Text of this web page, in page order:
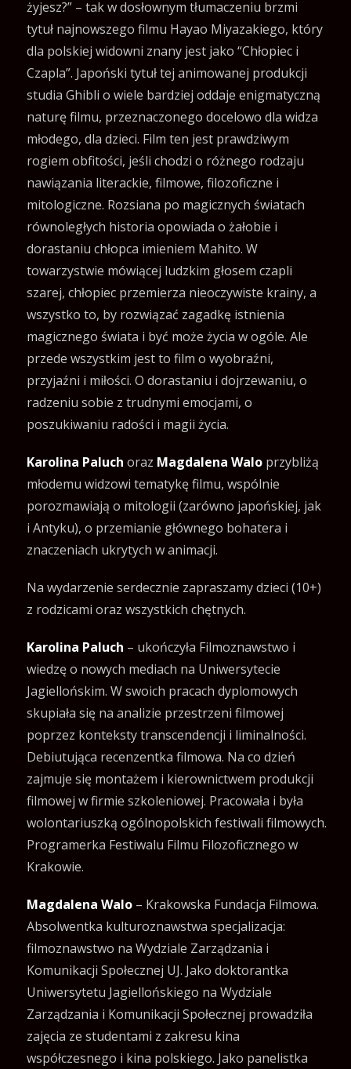
żyjesz?” – tak w dosłownym tłumaczeniu brzmi
tytuł najnowszego filmu Hayao Miyazakiego, który
dla polskiej widowni znany jest jako “Chłopiec i
Czapla”. Japoński tytuł tej animowanej produkcji
studia Ghibli o wiele bardziej oddaje enigmatyczną
naturę filmu, przeznaczonego docelowo dla widza
młodego, dla dzieci. Film ten jest prawdziwym
rogiem obfitości, jeśli chodzi o różnego rodzaju
nawiązania literackie, filmowe, filozoficzne i
mitologiczne. Rozsiana po magicznych światach
równoległych historia opowiada o żałobie i
dorastaniu chłopca imieniem Mahito. W
towarzystwie mówiącej ludzkim głosem czapli
szarej, chłopiec przemierza nieoczywiste krainy, a
wszystko to, by rozwiązać zagadkę istnienia
magicznego świata i być może życia w ogóle. Ale
przede wszystkim jest to film o wyobraźni,
przyjaźni i miłości. O dorastaniu i dojrzewaniu, o
radzeniu sobie z trudnymi emocjami, o
poszukiwaniu radości i magii życia.
Karolina Paluch oraz Magdalena Walo przybliżą
młodemu widzowi tematykę filmu, wspólnie
porozmawiają o mitologii (zarówno japońskiej, jak
i Antyku), o przemianie głównego bohatera i
znaczeniach ukrytych w animacji.
Na wydarzenie serdecznie zapraszamy dzieci (10+)
z rodzicami oraz wszystkich chętnych.
Karolina Paluch – ukończyła Filmoznawstwo i
wiedzę o nowych mediach na Uniwersytecie
Jagiellońskim. W swoich pracach dyplomowych
skupiała się na analizie przestrzeni filmowej
poprzez konteksty transcendencji i liminalności.
Debiutująca recenzentka filmowa. Na co dzień
zajmuje się montażem i kierownictwem produkcji
filmowej w firmie szkoleniowej. Pracowała i była
wolontariuszką ogólnopolskich festiwali filmowych.
Programerka Festiwalu Filmu Filozoficznego w
Krakowie.
Magdalena Walo – Krakowska Fundacja Filmowa.
Absolwentka kulturoznawstwa specjalizacja:
filmoznawstwo na Wydziale Zarządzania i
Komunikacji Społecznej UJ. Jako doktorantka
Uniwersytetu Jagiellońskiego na Wydziale
Zarządzania i Komunikacji Społecznej prowadziła
zajęcia ze studentami z zakresu kina
współczesnego i kina polskiego. Jako panelistka